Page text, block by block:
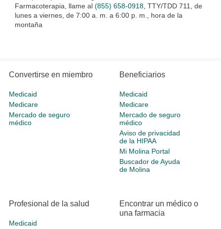
Farmacoterapia, llame al (855) 658-0918 , TTY/TDD 711, de
lunes a viernes, de 7:00 a. m. a 6:00 p. m., hora de la
montaña
Convertirse en miembro
Medicaid
Medicare
Mercado de seguro
médico
Beneficiarios
Medicaid
Medicare
Mercado de seguro
médico
Aviso de privacidad
de la HIPAA
Mi Molina Portal
Buscador de Ayuda
de Molina
Profesional de la salud
Medicaid
Encontrar un médico o
una farmacia